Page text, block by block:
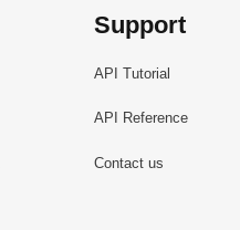
Support
API Tutorial
API Reference
Contact us